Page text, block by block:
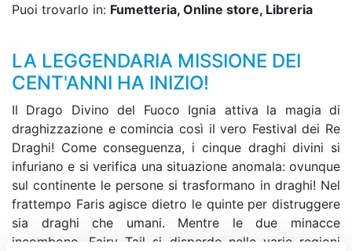
Puoi trovarlo in: Fumetteria, Online store, Libreria
LA LEGGENDARIA MISSIONE DEI
CENT'ANNI HA INIZIO!
Il Drago Divino del Fuoco Ignia attiva la magia di
draghizzazione e comincia così il vero Festival dei Re
Draghi! Come conseguenza, i cinque draghi divini si
infuriano e si verifica una situazione anomala: ovunque
sul continente le persone si trasformano in draghi! Nel
frattempo Faris agisce dietro le quinte per distruggere
sia draghi che umani. Mentre le due minacce
incombono, Fairy Tail si disperde nelle varie regioni